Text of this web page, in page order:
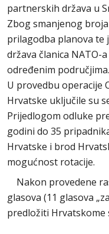
partnerskih država u
Zbog smanjenog
prilagodba planova te
država članica NATO-
određenim područjima.
U provedbu operacije
Hrvatske uključile su
Prijedlogom odluke
godini do 35
Hrvatske i brod
mogućnost rotacije.
Nakon provedene
glasova (11 glasova
predložiti Hrvatskome